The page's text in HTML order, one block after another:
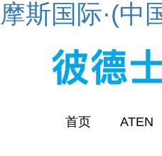
摩斯国际·(中
首页 ATEN